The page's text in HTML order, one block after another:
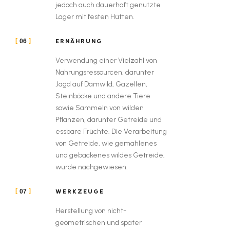
jedoch auch dauerhaft genutzte
Lager mit festen Hütten.
06 ERNÄHRUNG
Verwendung einer Vielzahl von
Nahrungsressourcen, darunter
Jagd auf Damwild, Gazellen,
Steinböcke und andere Tiere
sowie Sammeln von wilden
Pflanzen, darunter Getreide und
essbare Früchte. Die Verarbeitung
von Getreide, wie gemahlenes
und gebackenes wildes Getreide,
wurde nachgewiesen.
07 WERKZEUGE
Herstellung von nicht-
geometrischen und später